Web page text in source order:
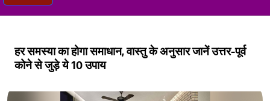
हर समस्या का होगा समाधान, वास्तु के अनुसार जानें उत्तर-पूर्व
कोने से जुड़े ये 10 उपाय